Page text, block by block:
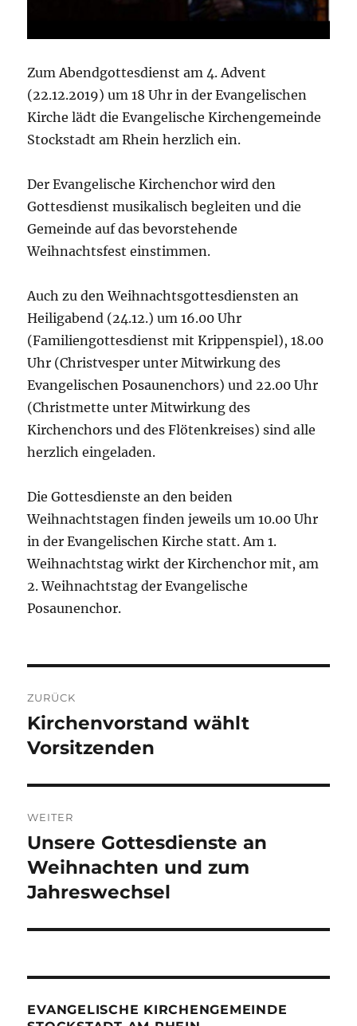
Zum Abendgottesdienst am 4. Advent
(22.12.2019) um 18 Uhr in der Evangelischen
Kirche lädt die Evangelische Kirchengemeinde
Stockstadt am Rhein herzlich ein.
Der Evangelische Kirchenchor wird den
Gottesdienst musikalisch begleiten und die
Gemeinde auf das bevorstehende
Weihnachtsfest einstimmen.
Auch zu den Weihnachtsgottesdiensten an
Heiligabend (24.12.) um 16.00 Uhr
(Familiengottesdienst mit Krippenspiel), 18.00
Uhr (Christvesper unter Mitwirkung des
Evangelischen Posaunenchors) und 22.00 Uhr
(Christmette unter Mitwirkung des
Kirchenchors und des Flötenkreises) sind alle
herzlich eingeladen.
Die Gottesdienste an den beiden
Weihnachtstagen finden jeweils um 10.00 Uhr
in der Evangelischen Kirche statt. Am 1.
Weihnachtstag wirkt der Kirchenchor mit, am
2. Weihnachtstag der Evangelische
Posaunenchor.
ZURÜCK
Vorheriger
Beitrag:
Kirchenvorstand wählt
Vorsitzenden
WEITER
Nächster
Beitrag:
Unsere Gottesdienste an
Weihnachten und zum
Jahreswechsel
EVANGELISCHE KIRCHENGEMEINDE